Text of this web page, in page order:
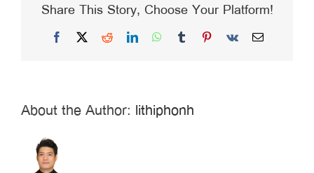
Share This Story, Choose Your Platform!
Facebook
X RedditLinkedInWhatsApp
TumblrPinterest
Vk Email
About the Author: lithiphonh